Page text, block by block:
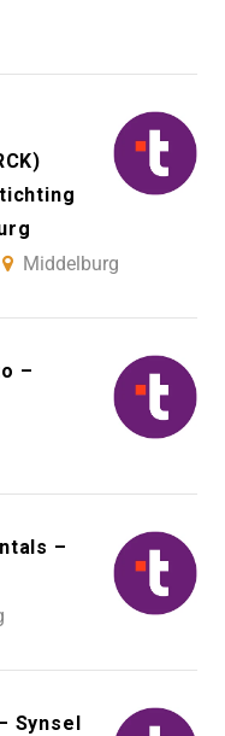
Middelburg
–
–
Synsel